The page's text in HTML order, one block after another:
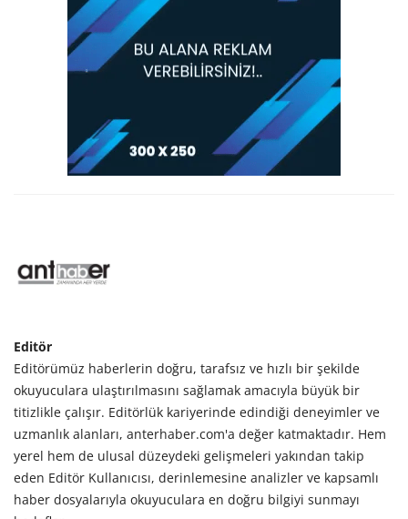
Editör
Editörümüz haberlerin doğru, tarafsız ve hızlı bir şekilde
okuyuculara ulaştırılmasını sağlamak amacıyla büyük bir
titizlikle çalışır. Editörlük kariyerinde edindiği deneyimler ve
uzmanlık alanları, anterhaber.com'a değer katmaktadır. Hem
yerel hem de ulusal düzeydeki gelişmeleri yakından takip
eden Editör Kullanıcısı, derinlemesine analizler ve kapsamlı
haber dosyalarıyla okuyuculara en doğru bilgiyi sunmayı